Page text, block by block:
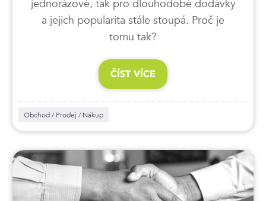
jednorázové, tak pro dlouhodobé dodávky
a jejich popularita stále stoupá. Proč je
tomu tak?
ČÍST VÍCE
Obchod / Prodej / Nákup